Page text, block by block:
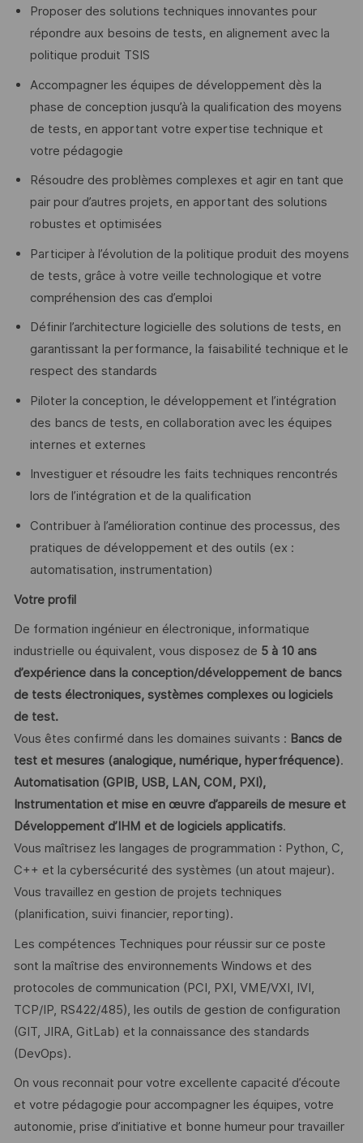
Proposer des solutions techniques innovantes pour
répondre aux besoins de tests, en alignement avec la
politique produit TSIS
Accompagner les équipes de développement dès la
phase de conception jusqu’à la qualification des moyens
de tests, en apportant votre expertise technique et
votre pédagogie
Résoudre des problèmes complexes et agir en tant que
pair pour d’autres projets, en apportant des solutions
robustes et optimisées
Participer à l’évolution de la politique produit des moyens
de tests, grâce à votre veille technologique et votre
compréhension des cas d’emploi
Définir l’architecture logicielle des solutions de tests, en
garantissant la performance, la faisabilité technique et le
respect des standards
Piloter la conception, le développement et l’intégration
des bancs de tests, en collaboration avec les équipes
internes et externes
Investiguer et résoudre les faits techniques rencontrés
lors de l’intégration et de la qualification
Contribuer à l’amélioration continue des processus, des
pratiques de développement et des outils (ex :
automatisation, instrumentation)
Votre profil
De formation ingénieur en électronique, informatique
industrielle ou équivalent, vous disposez de 5 à 10 ans
d’expérience dans la conception/développement de bancs
de tests électroniques, systèmes complexes ou logiciels
de test.
Vous êtes confirmé dans les domaines suivants : Bancs de
test et mesures (analogique, numérique, hyperfréquence).
Automatisation (GPIB, USB, LAN, COM, PXI),
Instrumentation et mise en œuvre d’appareils de mesure et
Développement d’IHM et de logiciels applicatifs.
Vous maîtrisez les langages de programmation : Python, C,
C++ et la cybersécurité des systèmes (un atout majeur).
Vous travaillez en gestion de projets techniques
(planification, suivi financier, reporting).
Les compétences Techniques pour réussir sur ce poste
sont la maîtrise des environnements Windows et des
protocoles de communication (PCI, PXI, VME/VXI, IVI,
TCP/IP, RS422/485), les outils de gestion de configuration
(GIT, JIRA, GitLab) et la connaissance des standards
(DevOps).
On vous reconnait pour votre excellente capacité d’écoute
et votre pédagogie pour accompagner les équipes, votre
autonomie, prise d’initiative et bonne humeur pour travailler